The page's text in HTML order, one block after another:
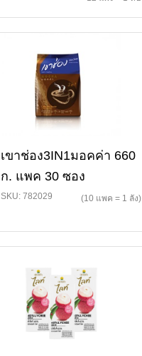
เขาช่อง3IN1มอคค่า 660
ก. แพค 30 ซอง
SKU: 782029 (10 แพค = 1 ลัง)